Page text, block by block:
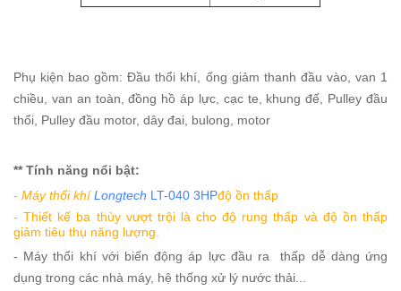
Phụ kiện bao gồm: Đầu thổi khí, ống giảm thanh đầu vào, van 1
chiều, van an toàn, đồng hồ áp lực, cạc te, khung đế, Pulley đầu
thổi, Pulley đầu motor, dây đai, bulong, motor
** Tính năng nổi bật:
- Máy thổi khíLongtech LT-040 3HPđộ ồn thấp
- Thiết kế ba thùy vượt trội là cho độ rung thấp và độ ồn thấp
giảm tiêu thụ năng lượng.
- Máy thổi khí với biến động áp lực đầu ra thấp dễ dàng ứng
dụng trong các nhà máy, hệ thống xử lý nước thải...